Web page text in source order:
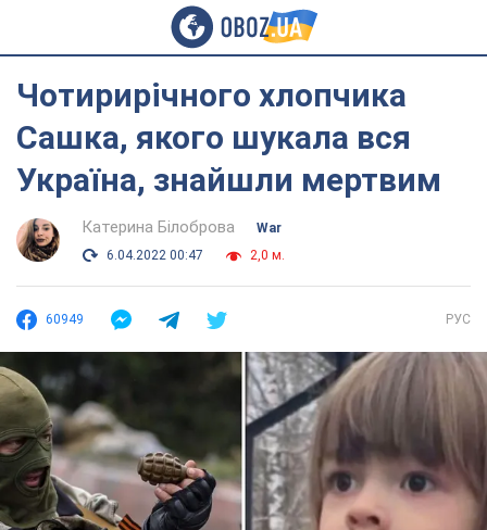
Чотирирічного хлопчика
Сашка, якого шукала вся
Україна, знайшли мертвим
Катерина Білоброва
War
6.04.2022 00:47
2,0 м.
60949 РУС